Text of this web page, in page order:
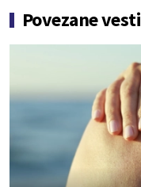
Povezane vesti